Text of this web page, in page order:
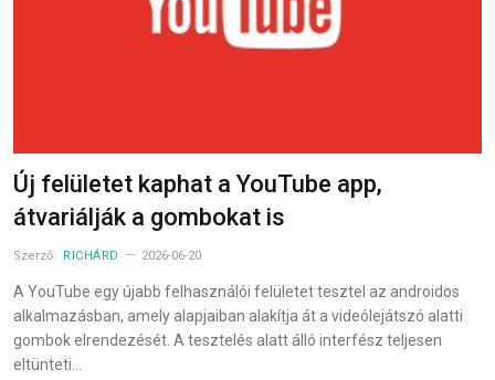
Új felületet kaphat a YouTube app,
átvariálják a gombokat is
Szerző: RICHÁRD 2026-06-20
A YouTube egy újabb felhasználói felületet tesztel az androidos
alkalmazásban, amely alapjaiban alakítja át a videólejátszó alatti
gombok elrendezését. A tesztelés alatt álló interfész teljesen
eltünteti…